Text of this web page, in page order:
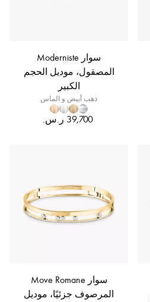
سوار Moderniste
المصقول، موديل الحجم
الكبير
ذهب أبيض و الماس
‏39,700 ر.س.‏
سوار Move Romane
المرصوف جزئيًا، موديل